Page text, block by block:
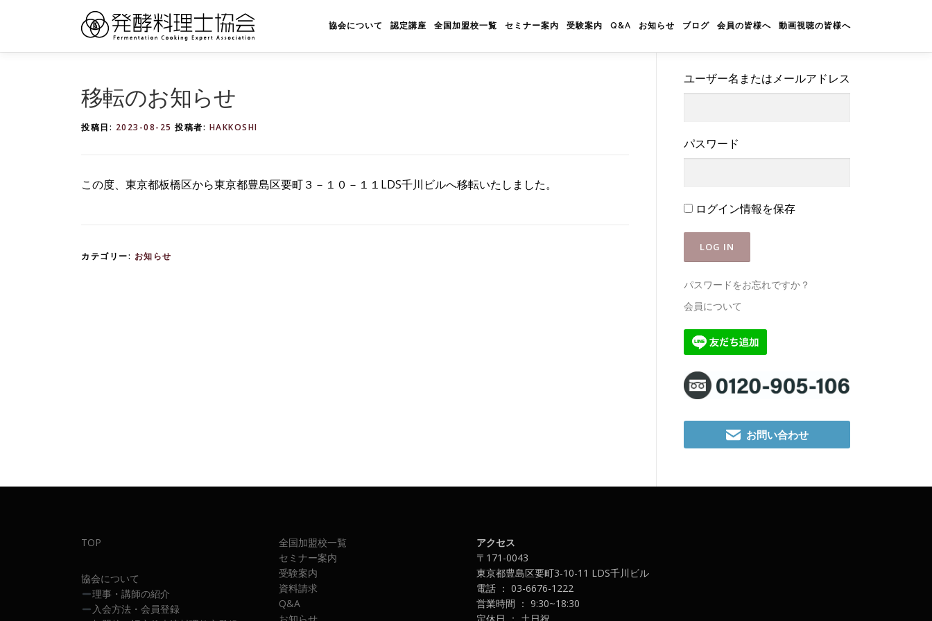
協会について 認定講座 全国加盟校一覧 セミナー案内 受験案内 Q&A お知らせ ブログ 会員の皆様へ 動画視聴の皆様へ
移転のお知らせ
投稿日: 2023-08-25 投稿者: HAKKOSHI
この度、東京都板橋区から東京都豊島区要町３－１０－１１LDS千川ビルへ移転いたしました。
カテゴリー: お知らせ
ユーザー名またはメールアドレス
パスワード
ログイン情報を保存
パスワードをお忘れですか？
会員について
お問い合わせ
TOP
協会について
理事・講師の紹介
入会方法・会員登録
全国加盟校一覧
セミナー案内
受験案内
資料請求
Q&A
アクセス
〒171-0043
東京都豊島区要町3-10-11 LDS千川ビル
電話 ： 03-6676-1222
営業時間 ： 9:30~18:30